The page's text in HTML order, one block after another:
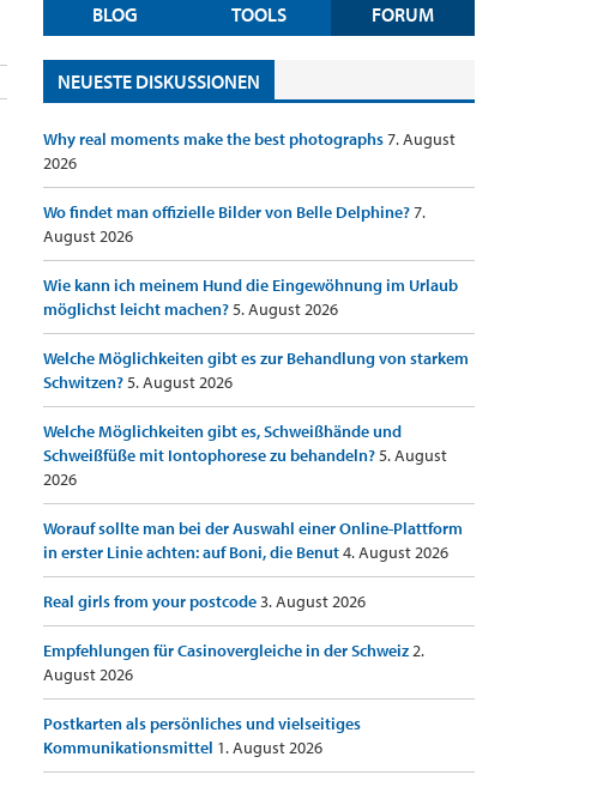
BLOG TOOLS FORUM
NEUESTE DISKUSSIONEN
Why real moments make the best photographs7. August
2026
Wo findet man offizielle Bilder von Belle Delphine?7.
August 2026
Wie kann ich meinem Hund die Eingewöhnung im Urlaub
möglichst leicht machen?5. August 2026
Welche Möglichkeiten gibt es zur Behandlung von starkem
Schwitzen?5. August 2026
Welche Möglichkeiten gibt es, Schweißhände und
Schweißfüße mit Iontophorese zu behandeln?5. August
2026
Worauf sollte man bei der Auswahl einer Online-Plattform
in erster Linie achten: auf Boni, die Benut4. August 2026
Real girls from your postcode3. August 2026
Empfehlungen für Casinovergleiche in der Schweiz2.
August 2026
Postkarten als persönliches und vielseitiges
Kommunikationsmittel 1. August 2026